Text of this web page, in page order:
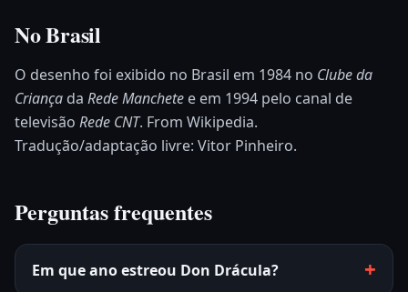
No Brasil
O desenho foi exibido no Brasil em 1984 no Clube da
Criança da Rede Manchete e em 1994 pelo canal de
televisão Rede CNT. From Wikipedia.
Tradução/adaptação livre: Vitor Pinheiro.
Perguntas frequentes
Em que ano estreou Don Drácula?